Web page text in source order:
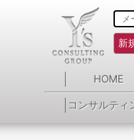
新
HOME
コンサルティ